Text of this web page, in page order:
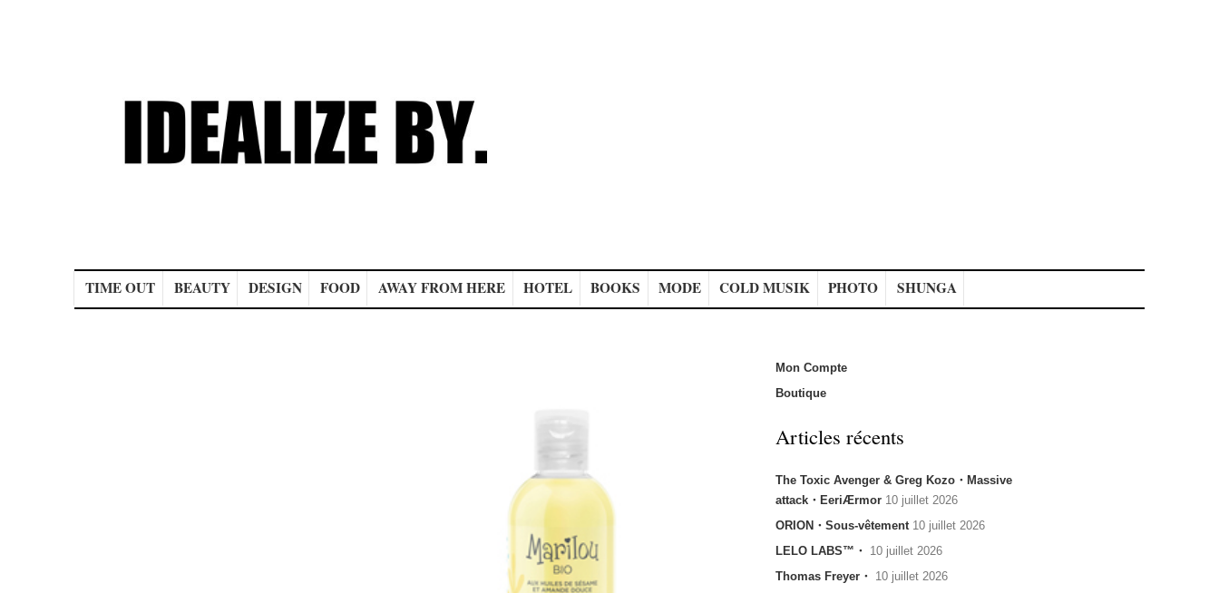
TIME OUT BEAUTY DESIGN FOOD AWAY FROM HERE HOTEL BOOKS MODE COLD MUSIK PHOTO SHUNGA
Mon Compte
Boutique
Articles récents
The Toxic Avenger & Greg Kozo・Massive
attack・EeriÆrmor 10 juillet 2026
ORION・Sous-vêtement 10 juillet 2026
LELO LABS™・ 10 juillet 2026
Thomas Freyer・ 10 juillet 2026